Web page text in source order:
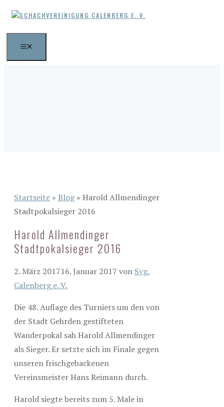
Zum
Startseite » Blog» Harold Allmendinger
Stadtpokalsieger 2016
Harold Allmendinger
Stadtpokalsieger 2016
2. März 201716. Januar 2017 von Svg.
Calenberg e. V.
Die 48. Auflage des Turniers um den von
der Stadt Gehrden gestifteten
Wanderpokal sah Harold Allmendinger
als Sieger. Er setzte sich im Finale gegen
unseren frischgebackenen
Vereinsmeister Hans Reimann durch.
Harold siegte bereits zum 5. Male in